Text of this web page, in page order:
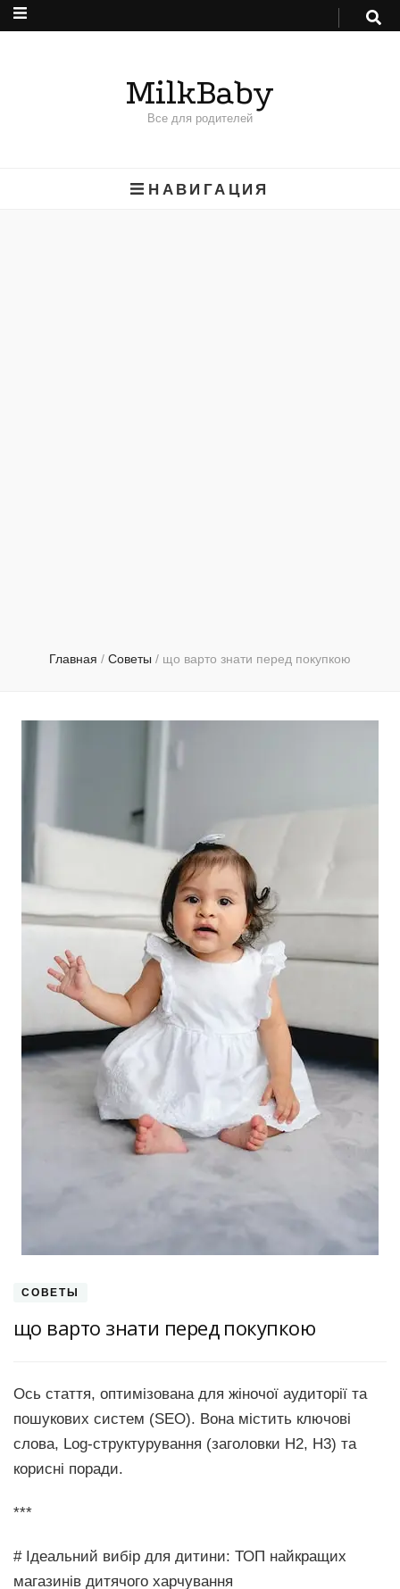
MilkBaby
Все для родителей
НАВИГАЦИЯ
Главная / Советы / що варто знати перед покупкою
СОВЕТЫ
що варто знати перед покупкою
Ось стаття, оптимізована для жіночої аудиторії та
пошукових систем (SEO). Вона містить ключові
слова, Log-структурування (заголовки H2, H3) та
корисні поради.
***
# Ідеальний вибір для дитини: ТОП найкращих
магазинів дитячого харчування